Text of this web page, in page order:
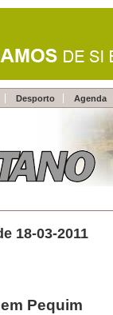
Desporto Agenda
18-03-2011
Pequim